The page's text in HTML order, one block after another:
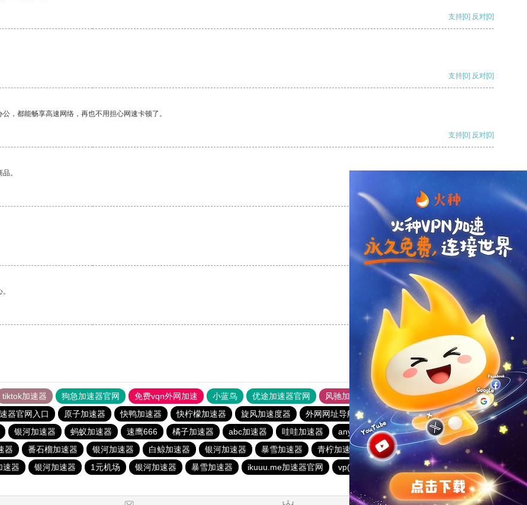
支持[0] 反对[0]
支持[0] 反对[0]
，都能畅享高速网络，再也不用担心网速卡顿了。
支持[0] 反对[0]
。
支持
支持[0] 反对[0]
支持[0] 反对[0]
tiktok加速器 狗急加速器官网 免费vqn外网加速 小蓝鸟 优途加速器官网 风驰加速器
旋风加速器
器官网入口 原子加速器 快鸭加速器 快柠檬加速器 旋风加速度器 外网网址导航 软件中心
免费海外pvn加速器
银河加速器 蚂蚁加速器 速鹰666 橘子加速器 abc加速器 哇哇加速器 anyconnect 银河加速器
银河加速器
器 番石榴加速器 银河加速器 白鲸加速器 银河加速器 暴雪加速器 青柠加速器 纵云梯加速器
anyconnect
速器 银河加速器 1元机场 银河加速器 暴雪加速器 ikuuu.me加速器官网 vp(永久免费)加速器
vp(永久免费)加速器